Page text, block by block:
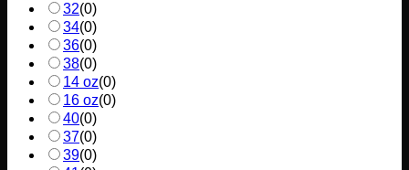
32(0)
34(0)
36(0)
38(0)
14 oz(0)
16 oz(0)
40(0)
37(0)
39(0)